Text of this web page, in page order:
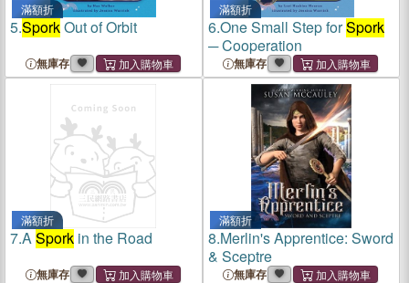
滿額折
5.SporkOut of Orbit
無庫存
滿額折
6.One Small Step forSpork
─ Cooperation
無庫存
滿額折
7.ASpork in the Road
無庫存
滿額折
8.Merlin's Apprentice: Sword
& Sceptre
無庫存